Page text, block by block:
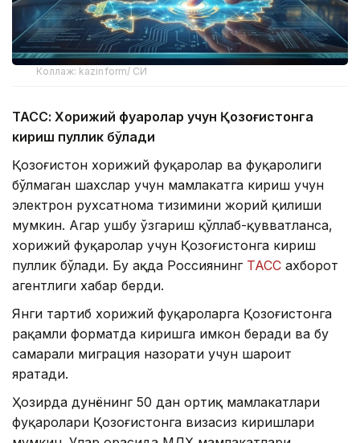
Коллаж: kazinform/ СИ
ТАСС: Хорижий фуқаролар учун Қозоғистонга
кириш пуллик бўлади
Қозоғистон хорижий фуқаролар ва фуқаролиги
бўлмаган шахслар учун мамлакатга кириш учун
электрон рухсатнома тизимини жорий қилиши
мумкин. Агар ушбу ўзгариш қўллаб-қувватланса,
хорижий фуқаролар учун Қозоғистонга кириш
пуллик бўлади. Бу ҳақда Россиянинг ТАСС ахборот
агентлиги хабар берди.
Янги тартиб хорижий фуқароларга Қозоғистонга
рақамли форматда киришга имкон беради ва бу
самарали миграция назорати учун шароит
яратади.
Ҳозирда дунёнинг 50 дан ортиқ мамлакатлари
фуқаролари Қозоғистонга визасиз киришлари